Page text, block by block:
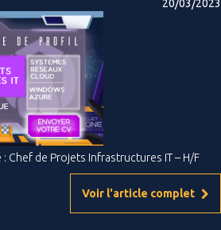
20/03/2023
Chef de Projets Infrastructures IT – H/F
Voir l'article complet